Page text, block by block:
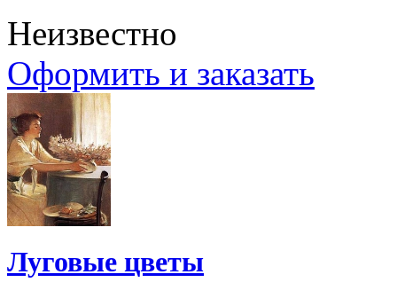
Неизвестно
Оформить и заказать
Луговые цветы